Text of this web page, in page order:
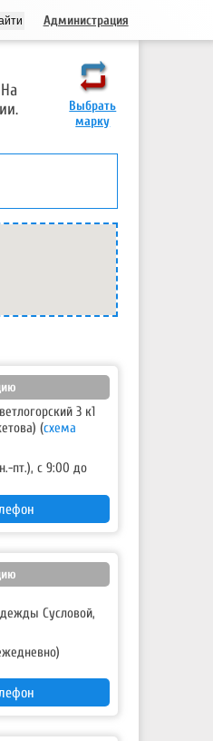
Администрация
Выбрать
марку
3 к1
(схема
пт.), с 9:00 до
Сусловой,